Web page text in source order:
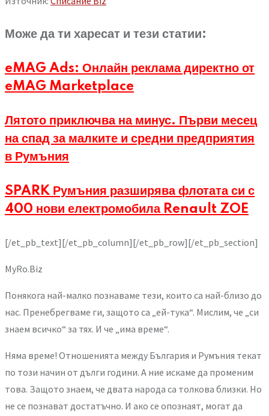
Може да ти харесат и тези статии:
eMAG Ads: Онлайн реклама директно от
eMAG Marketplace
Лятото приключва на минус. Първи месец
на спад за малките и средни предприятия
в Румъния
SPARK Румъния разширява флотата си с
400 нови електромобила Renault ZOE
[/et_pb_text][/et_pb_column][/et_pb_row][/et_pb_section]
MyRo.Biz
Понякога най-малко познаваме тези, които са най-близо до
нас. Пренебрегваме ги, защото са „ей-тука“. Мислим, че „си
знаем всичко“ за тях. И че „има време“.
Няма време! Отношенията между България и Румъния текат
по този начин от дълги години. А ние искаме да променим
това. Защото знаем, че двата народа са толкова близки. Но
не се познават достатъчно. И ако се опознаят, могат да